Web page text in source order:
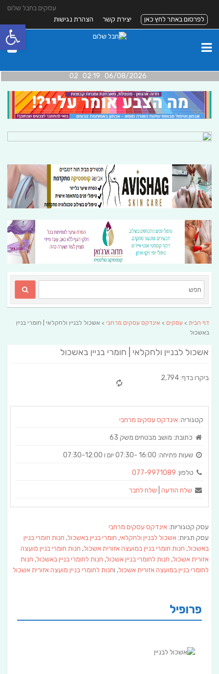
עסקים בחבל שלום
לפרסום באתר לחץ כאן
יצירת קשר הצהרת נגישות
06/08/2026 02:19 02
דף הבית > עסקים > אינדקס עסקים מרחבי > אשכול לבניין ולחקלאי | חומרי בניין
באשכול
אשכול לבניין ולחקלאי | חומרי בניין באשכול
ביקרו בדף: 2,794
קטגוריה:אינדקס עסקים מרחבי
כתובת: מושב מבטחים משק 63
שעות פתיחה: 16:00 -07:30 יום ו 07:30-12:00
טלפון: 077-9971089
שלח הודעה שלח לחבר
עסק קטגוריות:אינדקס עסקים מרחבי
עסק תגיות:אשכול לבניין ולחקלאי, חומרי בניין באשכול, חנות חומרי בניין
באשכול, חנות חומרי בניין במועצה אזורית אשכול, חנות חומרי בניין מועצה
אזורית אשכול, חנות לחומרי בניין אשכול, חנות לחומרי בניין באשכול, חנות
לחומרי בניין במועצה אזורית אשכול, וחנות לחומרי בניין מועצה אזורית אשכול
פרופיל
פתח